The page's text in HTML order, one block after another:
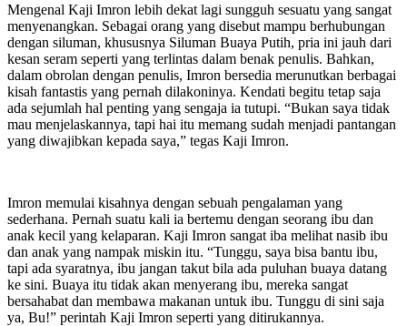
Mengenal Kaji Imron lebih dekat lagi sungguh sesuatu yang sangat
menyenangkan. Sebagai orang yang disebut mampu berhubungan
dengan siluman, khususnya Siluman Buaya Putih, pria ini jauh dari
kesan seram seperti yang terlintas dalam benak penulis. Bahkan,
dalam obrolan dengan penulis, Imron bersedia merunutkan berbagai
kisah fantastis yang pernah dilakoninya. Kendati begitu tetap saja
ada sejumlah hal penting yang sengaja ia tutupi. “Bukan saya tidak
mau menjelaskannya, tapi hai itu memang sudah menjadi pantangan
yang diwajibkan kepada saya,” tegas Kaji Imron.
Imron memulai kisahnya dengan sebuah pengalaman yang
sederhana. Pernah suatu kali ia bertemu dengan seorang ibu dan
anak kecil yang kelaparan. Kaji Imron sangat iba melihat nasib ibu
dan anak yang nampak miskin itu. “Tunggu, saya bisa bantu ibu,
tapi ada syaratnya, ibu jangan takut bila ada puluhan buaya datang
ke sini. Buaya itu tidak akan menyerang ibu, mereka sangat
bersahabat dan membawa makanan untuk ibu. Tunggu di sini saja
ya, Bu!” perintah Kaji Imron seperti yang ditirukannya.